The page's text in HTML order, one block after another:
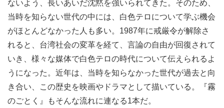
ないよう、長いあいだ沈黙を強いられてきた。そのため、
当時を知らない世代の中には、白色テロについて学ぶ機会
がほとんどなかった人も多い。1987年に戒厳令が解除さ
れると、台湾社会の変革を経て、言論の自由が回復されて
いき、様々な媒体で白色テロの時代について伝えられるよ
うになった。近年は、当時を知らなかった世代が過去と向
き合い、この歴史を映画やドラマとして描いている。『霧
のごとく』もそんな流れに連なる1本だ。